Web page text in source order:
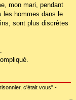
mon mari, pendant
les hommes dans le
sont plus discrètes
c'était vous" -